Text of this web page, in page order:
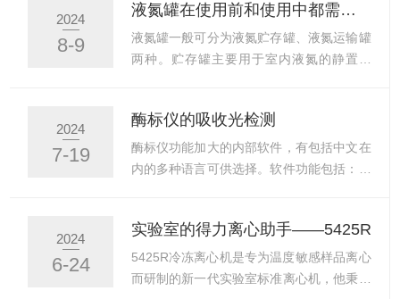
型酶标仪和滤光片型酶标仪。光栅型酶标仪
可以截取光源波长范围内的任意波长，而滤
光片型酶标仪则根据选配的滤光片，只能截
动下，排出部分空气，利用大气压吸入液
体，再由活塞推动空气排出液体。使用移液
器时，配合弹簧的伸缩性特点来操作，可以
力小，可以有效防止手部重复性劳损
（RSI）。2.采用PerfectPiston系统的高科
技材质，坚固耐用，耐高温抗腐蚀。3.四位
2024
8-9
液氮罐在使用前和使用中都需要做哪些检查
液氮罐一般可分为液氮贮存罐、液氮运输罐
两种。贮存罐主要用于室内液氮的静置贮
的防震设计。其除可静置贮存外，还可在充
装液氮状态下，作运输使用，但也应避免剧
烈的碰撞和震动。液氮罐箱体结构：双层铝
效果好；冻存架采用悬挂及隔箱设计，编有
索引的架子和盒子可以减少存取样品的时间
适合手工和计算机库存管理；可选配低液位
2024
7-19
酶标仪的吸收光检测
酶标仪功能加大的内部软件，有包括中文在
内的多种语言可供选择。软件功能包括：设
处理（包括动力学分析、数据预处理、曲线
拟合、数据分类、质控等）。此外，FC还
可以与电脑相连，通过使用功能更*的Skanlt
2024
6-24
实验室的得力离心助手——5425R
5425R冷冻离心机是专为温度敏感样品离心
而研制的新一代实验室标准离心机，他秉承